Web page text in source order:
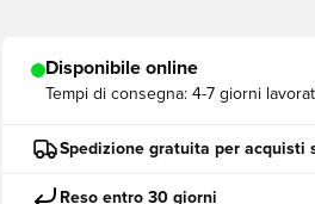
Disponibile online
Tempi di consegna: 4-7 giorni
Spedizione gratuita per acquisti
Reso entro 30 giorni